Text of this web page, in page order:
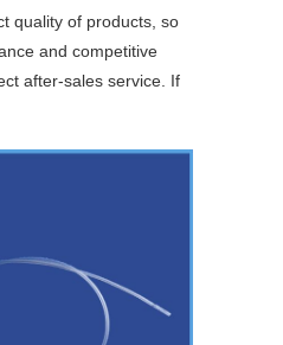
quality of products, so
and competitive
after-sales service. If